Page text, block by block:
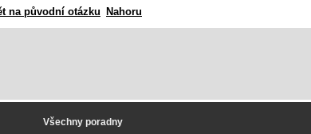
na původní otázku Nahoru
Všechny poradny